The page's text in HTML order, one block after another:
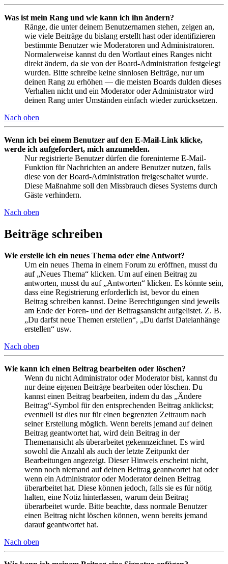
Was ist mein Rang und wie kann ich ihn ändern?
Ränge, die unter deinem Benutzernamen stehen, zeigen an,
wie viele Beiträge du bislang erstellt hast oder identifizieren
bestimmte Benutzer wie Moderatoren und Administratoren.
Normalerweise kannst du den Wortlaut eines Ranges nicht
direkt ändern, da sie von der Board-Administration festgelegt
wurden. Bitte schreibe keine sinnlosen Beiträge, nur um
deinen Rang zu erhöhen — die meisten Boards dulden dieses
Verhalten nicht und ein Moderator oder Administrator wird
deinen Rang unter Umständen einfach wieder zurücksetzen.
Nach oben
Wenn ich bei einem Benutzer auf den E-Mail-Link klicke,
werde ich aufgefordert, mich anzumelden.
Nur registrierte Benutzer dürfen die foreninterne E-Mail-
Funktion für Nachrichten an andere Benutzer nutzen, falls
diese von der Board-Administration freigeschaltet wurde.
Diese Maßnahme soll den Missbrauch dieses Systems durch
Gäste verhindern.
Nach oben
Beiträge schreiben
Wie erstelle ich ein neues Thema oder eine Antwort?
Um ein neues Thema in einem Forum zu eröffnen, musst du
auf „Neues Thema“ klicken. Um auf einen Beitrag zu
antworten, musst du auf „Antworten“ klicken. Es könnte sein,
dass eine Registrierung erforderlich ist, bevor du einen
Beitrag schreiben kannst. Deine Berechtigungen sind jeweils
am Ende der Foren- und der Beitragsansicht aufgelistet. Z. B.
„Du darfst neue Themen erstellen“, „Du darfst Dateianhänge
erstellen“ usw.
Nach oben
Wie kann ich einen Beitrag bearbeiten oder löschen?
Wenn du nicht Administrator oder Moderator bist, kannst du
nur deine eigenen Beiträge bearbeiten oder löschen. Du
kannst einen Beitrag bearbeiten, indem du das „Ändere
Beitrag“-Symbol für den entsprechenden Beitrag anklickst;
eventuell ist dies nur für einen begrenzten Zeitraum nach
seiner Erstellung möglich. Wenn bereits jemand auf deinen
Beitrag geantwortet hat, wird dein Beitrag in der
Themenansicht als überarbeitet gekennzeichnet. Es wird
sowohl die Anzahl als auch der letzte Zeitpunkt der
Bearbeitungen angezeigt. Dieser Hinweis erscheint nicht,
wenn noch niemand auf deinen Beitrag geantwortet hat oder
wenn ein Administrator oder Moderator deinen Beitrag
überarbeitet hat. Diese können jedoch, falls sie es für nötig
halten, eine Notiz hinterlassen, warum dein Beitrag
überarbeitet wurde. Bitte beachte, dass normale Benutzer
einen Beitrag nicht löschen können, wenn bereits jemand
darauf geantwortet hat.
Nach oben